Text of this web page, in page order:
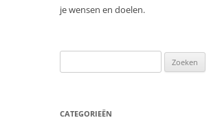
je wensen en doelen.
naar:
CATEGORIEËN